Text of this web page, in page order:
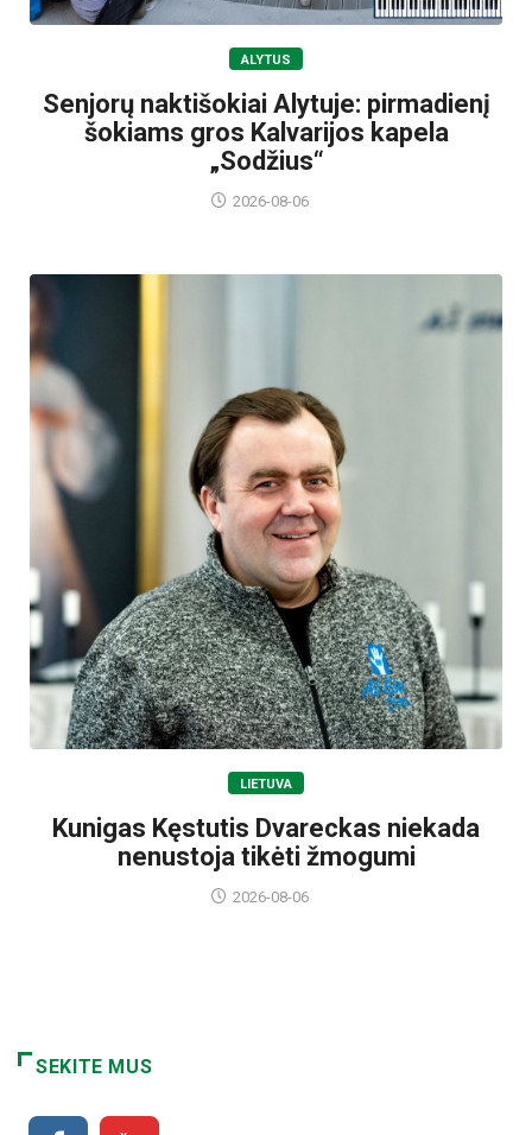
ALYTUS
Senjorų naktišokiai Alytuje: pirmadienį
šokiams gros Kalvarijos kapela
„Sodžius“
2026-08-06
LIETUVA
Kunigas Kęstutis Dvareckas niekada
nenustoja tikėti žmogumi
2026-08-06
SEKITE MUS